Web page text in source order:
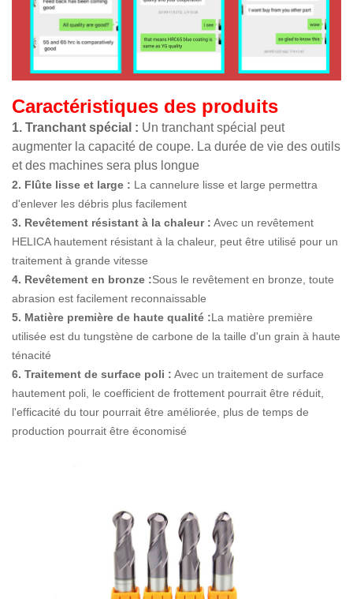
Caractéristiques des produits
1. Tranchant spécial : Un tranchant spécial peut
augmenter la capacité de coupe. La durée de vie des outils
et des machines sera plus longue
2. Flûte lisse et large : La cannelure lisse et large permettra
d'enlever les débris plus facilement
3. Revêtement résistant à la chaleur : Avec un revêtement
HELICA hautement résistant à la chaleur, peut être utilisé pour un
traitement à grande vitesse
4. Revêtement en bronze :Sous le revêtement en bronze, toute
abrasion est facilement reconnaissable
5. Matière première de haute qualité :La matière première
utilisée est du tungstène de carbone de la taille d'un grain à haute
ténacité
6. Traitement de surface poli : Avec un traitement de surface
hautement poli, le coefficient de frottement pourrait être réduit,
l'efficacité du tour pourrait être améliorée, plus de temps de
production pourrait être économisé